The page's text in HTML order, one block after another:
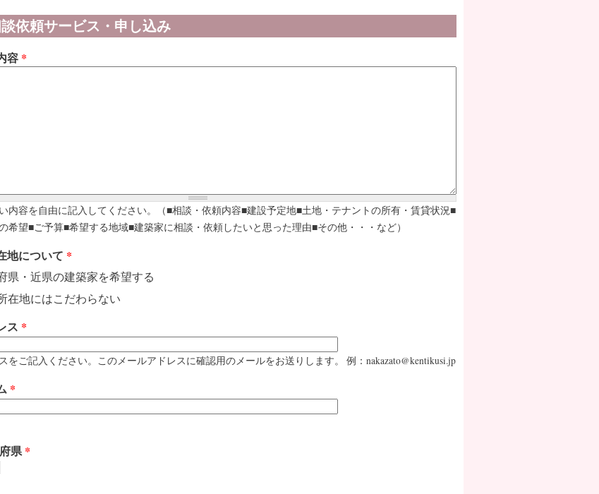
依頼サービス・申し込み
容 *
内容を自由に記入してください。（■相談・依頼内容■建設予定地■土地・テナントの所有・賃貸状況■
希望■ご予算■希望する地域■建築家に相談・依頼したいと思った理由■その他・・・など）
地について *
県・近県の建築家を希望する
在地にはこだわらない
ス *
をご記入ください。このメールアドレスに確認用のメールをお送りします。 例：nakazato@kentikusi.jp
*
県*